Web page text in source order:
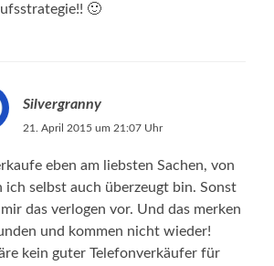
🙂
Silvergranny
21. April 2015 um 21:07 Uhr
eben am liebsten Sachen, von
ich selbst auch überzeugt bin. Sonst
das verlogen vor. Und das merken
und kommen nicht wieder!
kein guter Telefonverkäufer für